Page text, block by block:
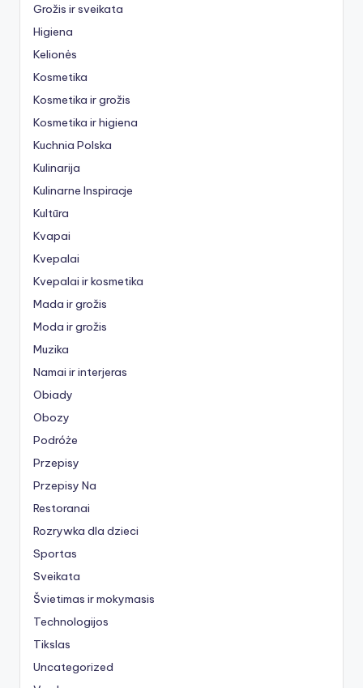
Grožis ir sveikata
Higiena
Kelionės
Kosmetika
Kosmetika ir grožis
Kosmetika ir higiena
Kuchnia Polska
Kulinarija
Kulinarne Inspiracje
Kultūra
Kvapai
Kvepalai
Kvepalai ir kosmetika
Mada ir grožis
Moda ir grožis
Muzika
Namai ir interjeras
Obiady
Obozy
Podróże
Przepisy
Przepisy Na
Restoranai
Rozrywka dla dzieci
Sportas
Sveikata
Švietimas ir mokymasis
Technologijos
Tikslas
Uncategorized